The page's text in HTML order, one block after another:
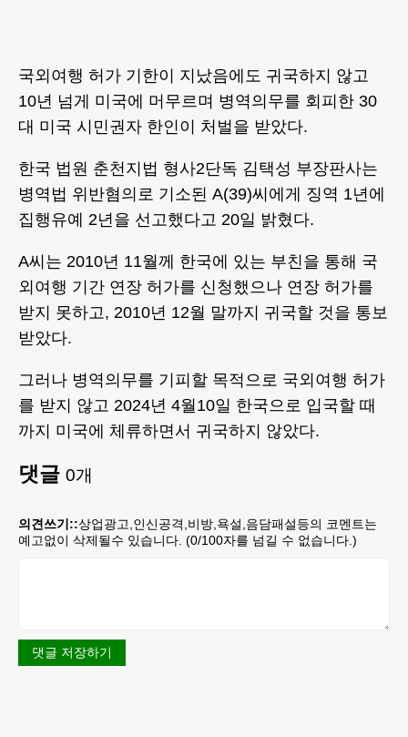
국외여행 허가 기한이 지났음에도 귀국하지 않고
10년 넘게 미국에 머무르며 병역의무를 회피한 30
대 미국 시민권자 한인이 처벌을 받았다.
한국 법원 춘천지법 형사2단독 김택성 부장판사는
병역법 위반혐의로 기소된 A(39)씨에게 징역 1년에
집행유예 2년을 선고했다고 20일 밝혔다.
A씨는 2010년 11월께 한국에 있는 부친을 통해 국
외여행 기간 연장 허가를 신청했으나 연장 허가를
받지 못하고, 2010년 12월 말까지 귀국할 것을 통보
받았다.
그러나 병역의무를 기피할 목적으로 국외여행 허가
를 받지 않고 2024년 4월10일 한국으로 입국할 때
까지 미국에 체류하면서 귀국하지 않았다.
댓글 0개
의견쓰기::상업광고,인신공격,비방,욕설,음담패설등의 코멘트는
예고없이 삭제될수 있습니다. (0/100자를 넘길 수 없습니다.)
댓글 저장하기